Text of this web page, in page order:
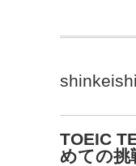
TOEIC
めての挑